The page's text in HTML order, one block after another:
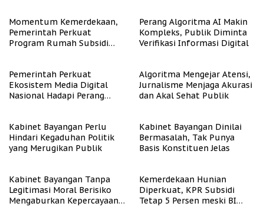
Momentum Kemerdekaan,
Pemerintah Perkuat
Program Rumah Subsidi
Perang Algoritma AI Makin
Kompleks, Publik Diminta
Verifikasi Informasi Digital
Pemerintah Perkuat
Ekosistem Media Digital
Nasional Hadapi Perang
Algoritma Mengejar Atensi,
Jurnalisme Menjaga Akurasi
dan Akal Sehat Publik
Kabinet Bayangan Perlu
Hindari Kegaduhan Politik
yang Merugikan Publik
Kabinet Bayangan Dinilai
Bermasalah, Tak Punya
Basis Konstituen Jelas
Kabinet Bayangan Tanpa
Legitimasi Moral Berisiko
Mengaburkan Kepercayaan
Kemerdekaan Hunian
Diperkuat, KPR Subsidi
Tetap 5 Persen meski BI